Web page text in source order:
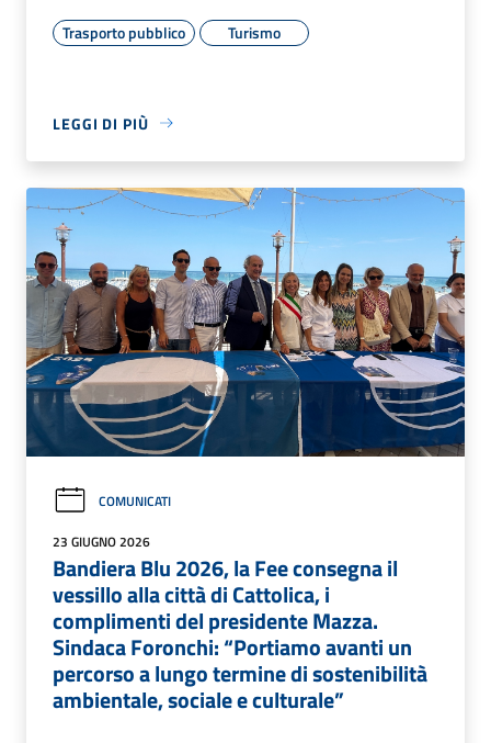
Trasporto pubblico Turismo
LEGGI DI PIÙ
COMUNICATI
23 GIUGNO 2026
Bandiera Blu 2026, la Fee consegna il
vessillo alla città di Cattolica, i
complimenti del presidente Mazza.
Sindaca Foronchi: “Portiamo avanti un
percorso a lungo termine di sostenibilità
ambientale, sociale e culturale”